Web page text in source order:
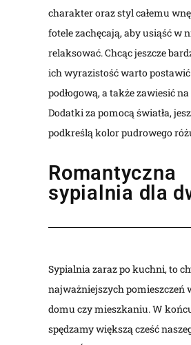
charakter oraz styl całemu
fotele zachęcają, aby usiąść w
relaksować. Chcąc jeszcze
ich wyrazistość warto
podłogową, a także zawiesić
Dodatki za pomocą światła,
podkreślą kolor pudrowego
Romantyczna
sypialnia dla
Sypialnia zaraz po kuchni, to
najważniejszych pomieszczeń
domu czy mieszkaniu. W
spędzamy większą cześć